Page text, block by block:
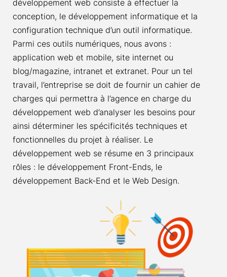
développement web consiste à effectuer la
conception, le développement informatique et la
configuration technique d’un outil informatique.
Parmi ces outils numériques, nous avons :
application web et mobile, site internet ou
blog/magazine, intranet et extranet. Pour un tel
travail, l’entreprise se doit de fournir un cahier de
charges qui permettra à l’agence en charge du
développement web d’analyser les besoins pour
ainsi déterminer les spécificités techniques et
fonctionnelles du projet à réaliser. Le
développement web se résume en 3 principaux
rôles : le développement Front-Ends, le
développement Back-End et le Web Design.